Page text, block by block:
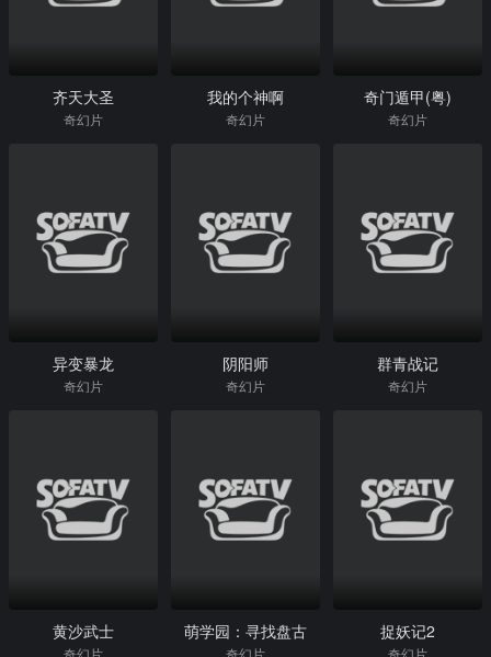
齐天大圣
奇幻片
我的个神啊
奇幻片
奇门遁甲(粤)
奇幻片
异变暴龙
奇幻片
阴阳师
奇幻片
群青战记
奇幻片
黄沙武士
奇幻片
萌学园：寻找盘古
奇幻片
捉妖记2
奇幻片